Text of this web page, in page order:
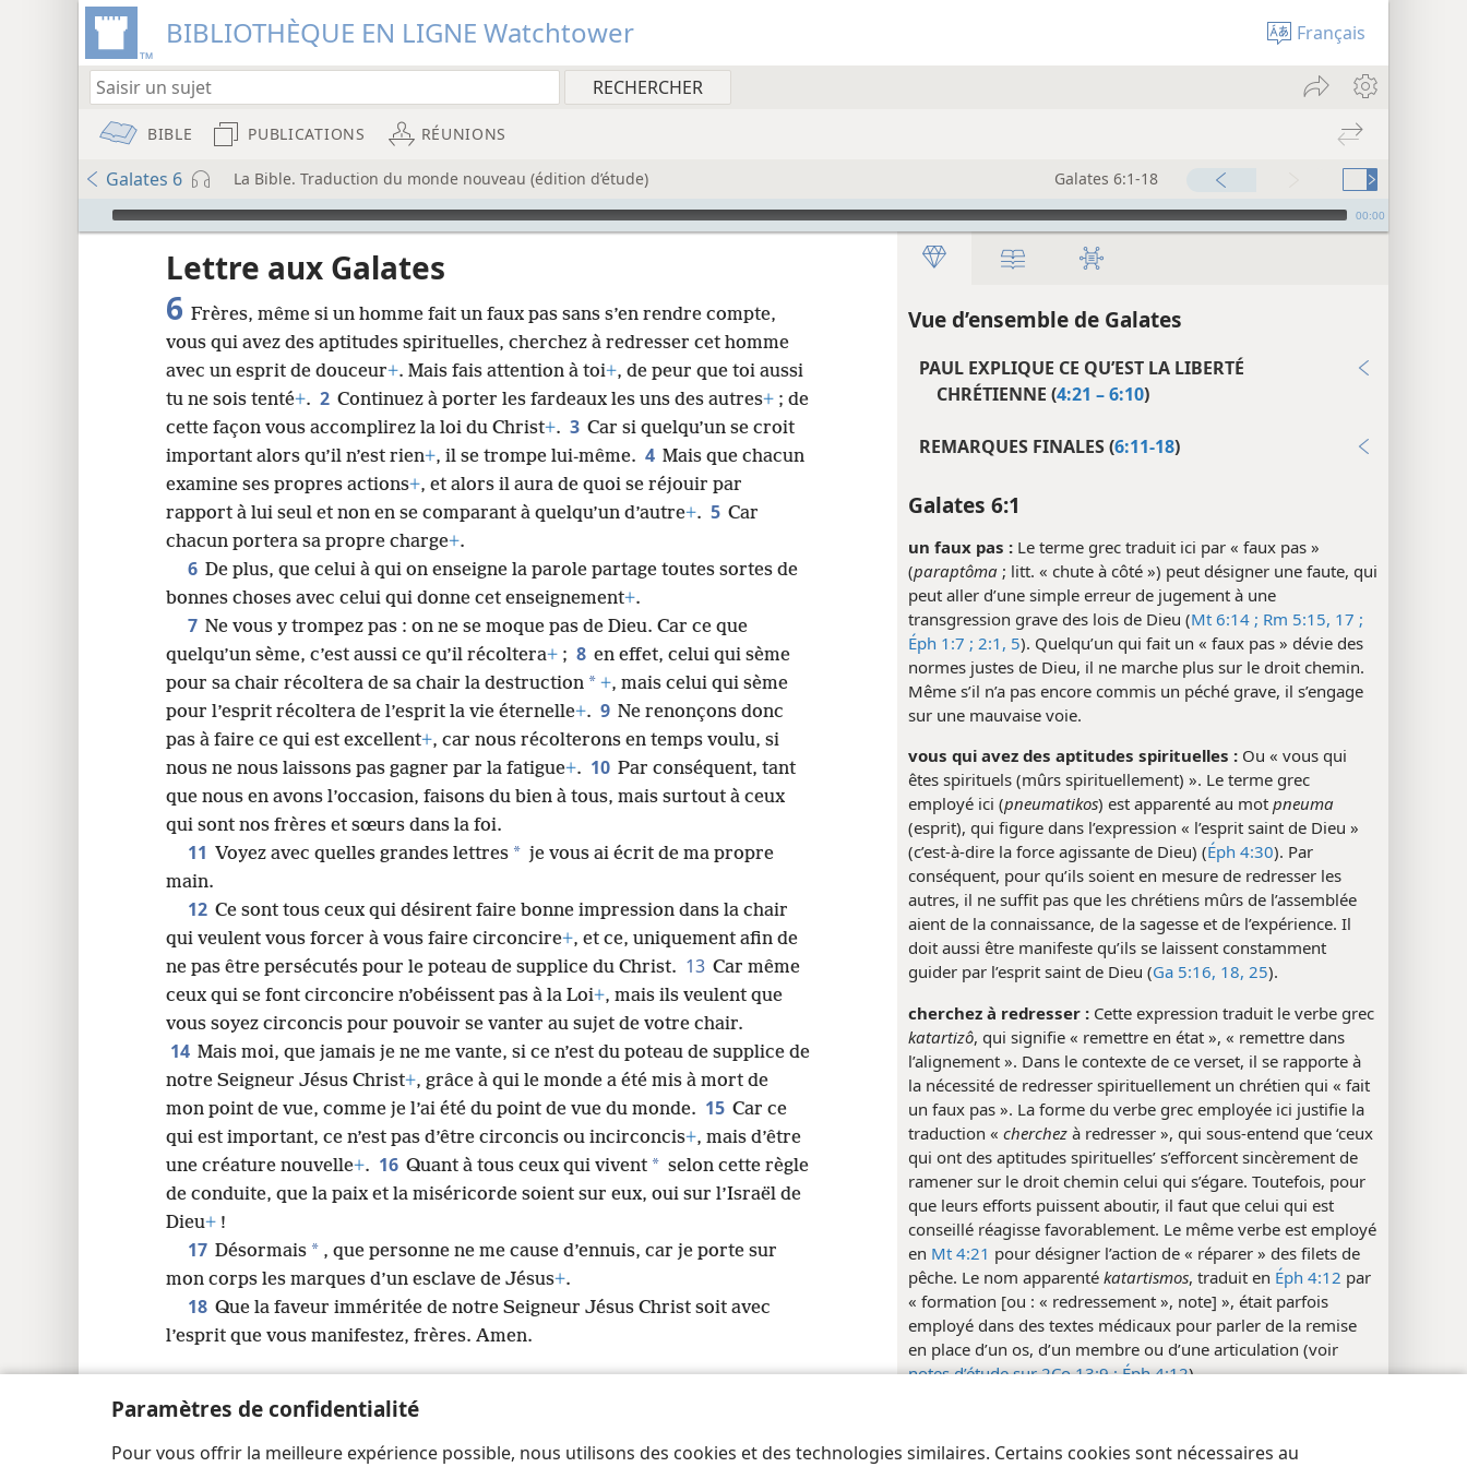
Paramètres de confidentialité
Pour vous offrir la meilleure expérience possible, nous utilisons des cookies et des technologies similaires. Certains cookies sont nécessaires au
BIBLIOTHÈQUE EN LIGNE Watchtower Français
BIBLE PUBLICATIONS RÉUNIONS
Galates 6 La Bible. Traduction du monde nouveau (édition d’étude) Galates 6:1-18
Audio Player 00:00
Vue d’ensemble de Galates
PAUL EXPLIQUE CE QU’EST LA LIBERTÉ
CHRÉTIENNE (4:21 – 6:10)
REMARQUES FINALES (6:11-18)
Galates 6:1
un faux pas : Le terme grec traduit ici par « faux pas »
(paraptôma ; litt. « chute à côté ») peut désigner une faute, qui
peut aller d’une simple erreur de jugement à une
transgression grave des lois de Dieu (Mt 6:14 ; Rm 5:15, 17 ;
Éph 1:7 ; 2:1, 5). Quelqu’un qui fait un « faux pas » dévie des
normes justes de Dieu, il ne marche plus sur le droit chemin.
Même s’il n’a pas encore commis un péché grave, il s’engage
sur une mauvaise voie.
vous qui avez des aptitudes spirituelles : Ou « vous qui
êtes spirituels (mûrs spirituellement) ». Le terme grec
employé ici (pneumatikos) est apparenté au mot pneuma
(esprit), qui figure dans l’expression « l’esprit saint de Dieu »
(c’est-à-dire la force agissante de Dieu) (Éph 4:30). Par
conséquent, pour qu’ils soient en mesure de redresser les
autres, il ne suffit pas que les chrétiens mûrs de l’assemblée
aient de la connaissance, de la sagesse et de l’expérience. Il
doit aussi être manifeste qu’ils se laissent constamment
guider par l’esprit saint de Dieu (Ga 5:16, 18, 25).
cherchez à redresser : Cette expression traduit le verbe grec
katartizô, qui signifie « remettre en état », « remettre dans
l’alignement ». Dans le contexte de ce verset, il se rapporte à
la nécessité de redresser spirituellement un chrétien qui « fait
un faux pas ». La forme du verbe grec employée ici justifie la
traduction « cherchez à redresser », qui sous-entend que ‘ceux
qui ont des aptitudes spirituelles’ s’efforcent sincèrement de
ramener sur le droit chemin celui qui s’égare. Toutefois, pour
que leurs efforts puissent aboutir, il faut que celui qui est
conseillé réagisse favorablement. Le même verbe est employé
en Mt 4:21 pour désigner l’action de « réparer » des filets de
pêche. Le nom apparenté katartismos, traduit en Éph 4:12 par
« formation [ou : « redressement », note] », était parfois
employé dans des textes médicaux pour parler de la remise
en place d’un os, d’un membre ou d’une articulation (voir
notes d’étude sur 2Co 13:9 ; Éph 4:12).
pronom singulier « toi ». Il avertit ainsi tout chrétien qui
Lettre aux Galates
6 Frères, même si un homme fait un faux pas sans s’en rendre compte,
vous qui avez des aptitudes spirituelles, cherchez à redresser cet homme
avec un esprit de douceur+. Mais fais attention à toi+, de peur que toi aussi
tu ne sois tenté+. 2 Continuez à porter les fardeaux les uns des autres+ ; de
cette façon vous accomplirez la loi du Christ+. 3 Car si quelqu’un se croit
important alors qu’il n’est rien+, il se trompe lui-​même. 4 Mais que chacun
examine ses propres actions+, et alors il aura de quoi se réjouir par
rapport à lui seul et non en se comparant à quelqu’un d’autre+. 5 Car
chacun portera sa propre charge+.
6 De plus, que celui à qui on enseigne la parole partage toutes sortes de
bonnes choses avec celui qui donne cet enseignement+.
7 Ne vous y trompez pas : on ne se moque pas de Dieu. Car ce que
quelqu’un sème, c’est aussi ce qu’il récoltera+ ; 8 en effet, celui qui sème
pour sa chair récoltera de sa chair la destruction * +, mais celui qui sème
pour l’esprit récoltera de l’esprit la vie éternelle+. 9 Ne renonçons donc
pas à faire ce qui est excellent+, car nous récolterons en temps voulu, si
nous ne nous laissons pas gagner par la fatigue+. 10 Par conséquent, tant
que nous en avons l’occasion, faisons du bien à tous, mais surtout à ceux
qui sont nos frères et sœurs dans la foi.
11 Voyez avec quelles grandes lettres * je vous ai écrit de ma propre
main.
12 Ce sont tous ceux qui désirent faire bonne impression dans la chair
qui veulent vous forcer à vous faire circoncire+, et ce, uniquement afin de
ne pas être persécutés pour le poteau de supplice du Christ. 13 Car même
ceux qui se font circoncire n’obéissent pas à la Loi+, mais ils veulent que
vous soyez circoncis pour pouvoir se vanter au sujet de votre chair.
14 Mais moi, que jamais je ne me vante, si ce n’est du poteau de supplice de
notre Seigneur Jésus Christ+, grâce à qui le monde a été mis à mort de
mon point de vue, comme je l’ai été du point de vue du monde. 15 Car ce
qui est important, ce n’est pas d’être circoncis ou incirconcis+, mais d’être
une créature nouvelle+. 16 Quant à tous ceux qui vivent * selon cette règle
de conduite, que la paix et la miséricorde soient sur eux, oui sur l’Israël de
Dieu+ !
17 Désormais * , que personne ne me cause d’ennuis, car je porte sur
mon corps les marques d’un esclave de Jésus+.
18 Que la faveur imméritée de notre Seigneur Jésus Christ soit avec
l’esprit que vous manifestez, frères. Amen.
Copyright© 2026 Watch Tower Bible and Tract Society of Pennsylvania Conditions d’utilisation Règles de confidentialité Paramètres de confidentialité JW.ORG Se connecter